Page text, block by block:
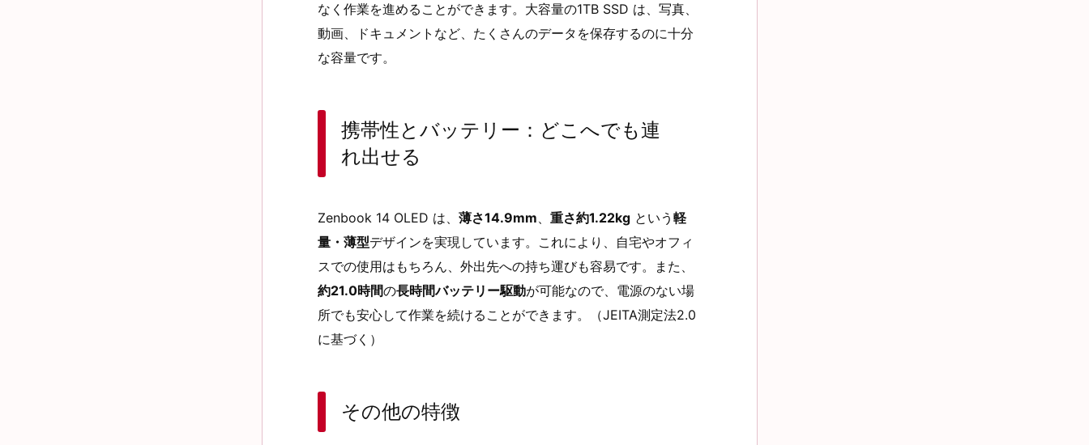
なく作業を進めることができます。大容量の1TB SSD は、写真、
動画、ドキュメントなど、たくさんのデータを保存するのに十分
な容量です。
携帯性とバッテリー：どこへでも連
れ出せる
Zenbook 14 OLED は、 薄さ14.9mm 重さ約1.22kg という 軽
量・薄型デザインを実現しています。これにより、自宅やオフィ
スでの使用はもちろん、外出先への持ち運びも容易です。また、
約21.0時間の長時間バッテリー駆動が可能なので、電源のない場
所でも安心して作業を続けることができます。（JEITA測定法2.0
に基づく）
その他の特徴